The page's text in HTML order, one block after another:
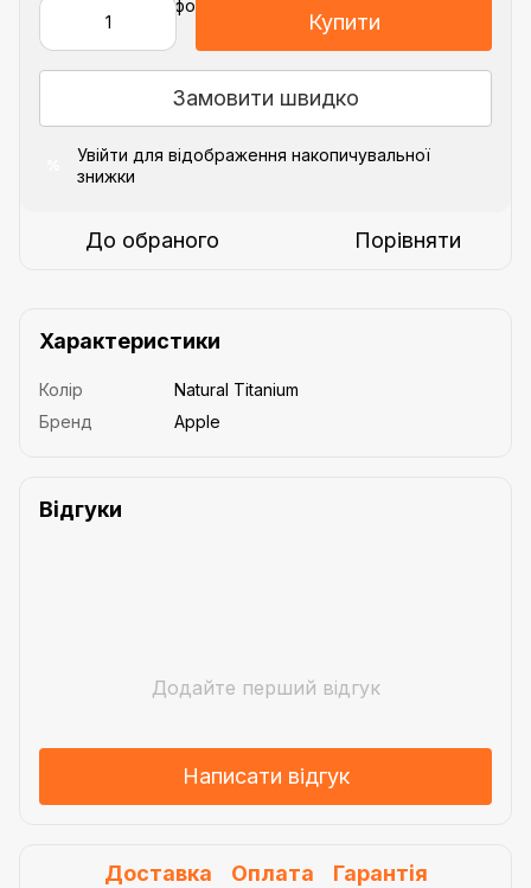
Купити
Замовити швидко
Увійти для відображення накопичувальної
знижки
До обраного Порівняти
Характеристики
Колір
Natural Titanium
Бренд
Apple
Відгуки
Додайте перший відгук
Написати відгук
Доставка Оплата Гарантія